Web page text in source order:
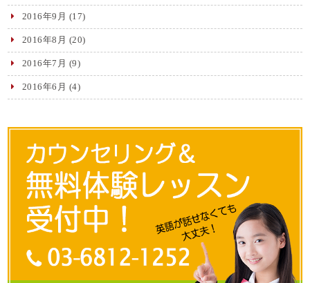
2016年9月 (17)
2016年8月 (20)
2016年7月 (9)
2016年6月 (4)